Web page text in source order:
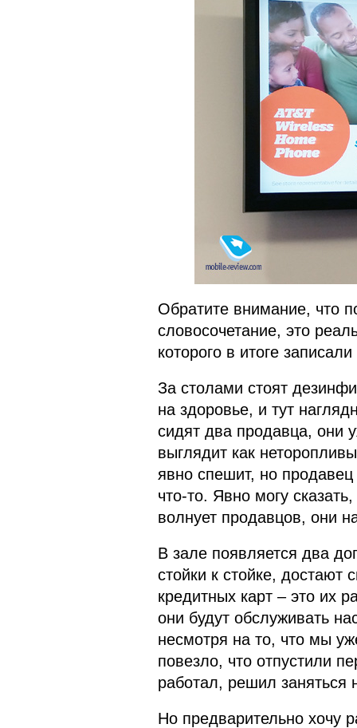
Обратите внимание, что
словосочетание, это
которого в итоге
За столами стоят
на здоровье, и тут
сидят два продавца, они
выглядит как
явно спешит, но
что-то. Явно могу
волнует продавцов, они
В зале появляется два
стойки к стойке,
кредитных карт – это их
они будут обслуживать
несмотря на то, что мы
повезло, что отпустили
работал, решил
Но предварительно хочу